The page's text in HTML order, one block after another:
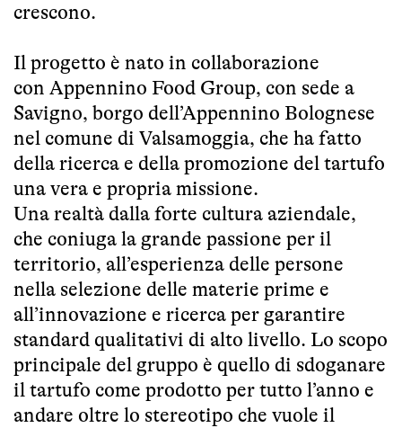
crescono.
Il progetto è nato in collaborazione
con Appennino Food Group, con sede a
Savigno, borgo dell’Appennino Bolognese
nel comune di Valsamoggia, che ha fatto
della ricerca e della promozione del tartufo
una vera e propria missione.
Una realtà dalla forte cultura aziendale,
che coniuga la grande passione per il
territorio, all’esperienza delle persone
nella selezione delle materie prime e
all’innovazione e ricerca per garantire
standard qualitativi di alto livello. Lo scopo
principale del gruppo è quello di sdoganare
il tartufo come prodotto per tutto l’anno e
andare oltre lo stereotipo che vuole il